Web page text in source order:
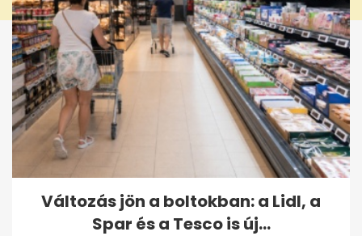
Változás jön a boltokban: a Lidl, a
Spar és a Tesco is új...